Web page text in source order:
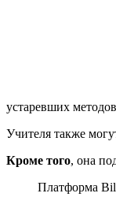
устаревших
Учителя также
Кроме того, она
Платформа